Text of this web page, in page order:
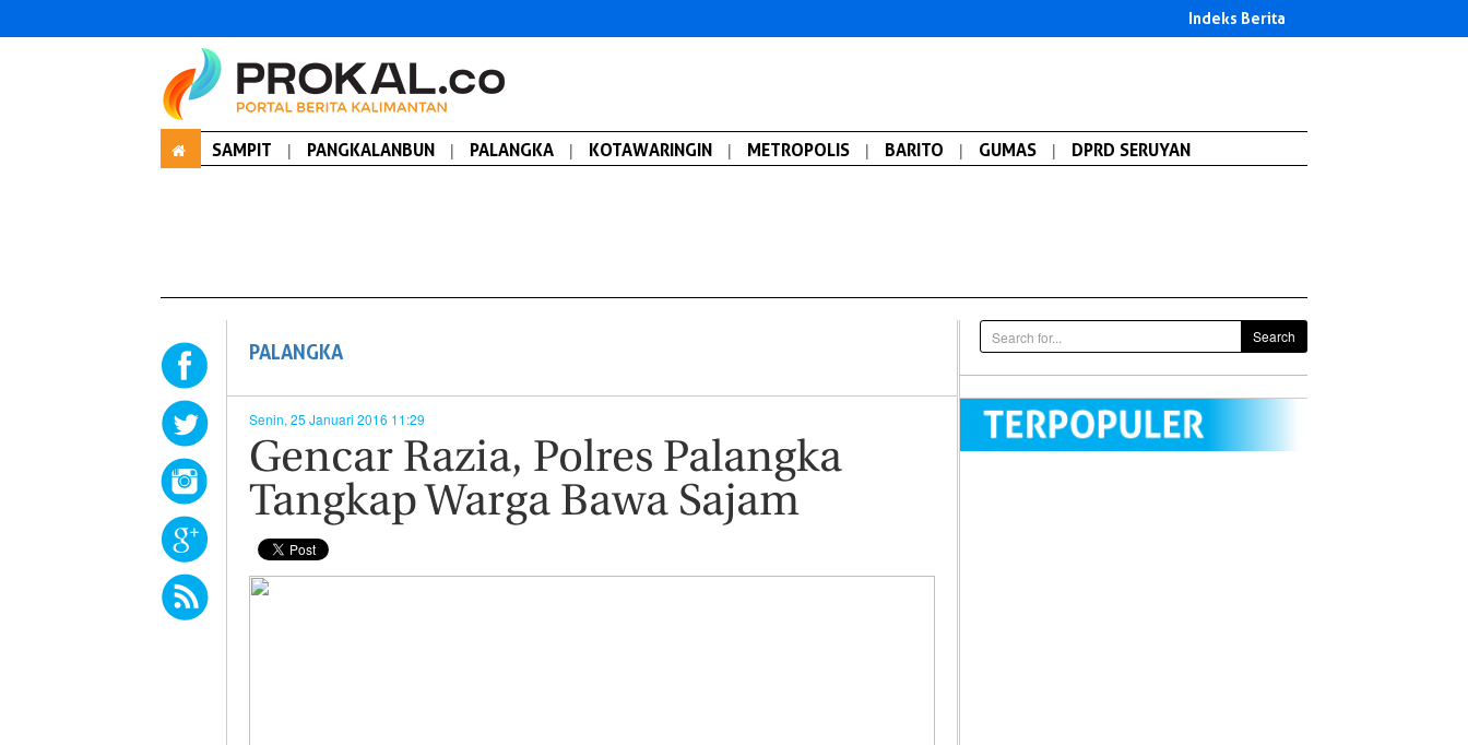
Indeks Berita
SAMPIT | PANGKALANBUN | PALANGKA | KOTAWARINGIN | METROPOLIS | BARITO | GUMAS | DPRD SERUYAN
PALANGKA
Senin, 25 Januari 2016 11:29
Gencar Razia, Polres Palangka
Tangkap Warga Bawa Sajam
Search